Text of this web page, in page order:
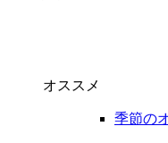
オススメ
季節の